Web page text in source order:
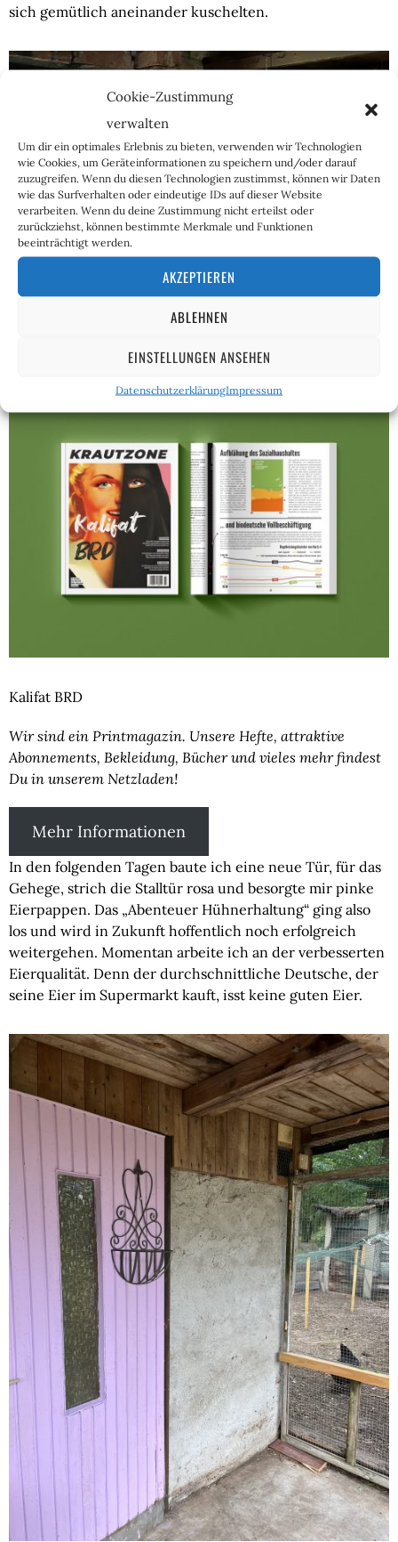
Cookie-Zustimmung
verwalten
Um dir ein optimales Erlebnis zu bieten, verwenden wir Technologien
wie Cookies, um Geräteinformationen zu speichern und/oder darauf
zuzugreifen. Wenn du diesen Technologien zustimmst, können wir Daten
wie das Surfverhalten oder eindeutige IDs auf dieser Website
verarbeiten. Wenn du deine Zustimmung nicht erteilst oder
zurückziehst, können bestimmte Merkmale und Funktionen
beeinträchtigt werden.
AKZEPTIEREN
ABLEHNEN
EINSTELLUNGEN ANSEHEN
DatenschutzerklärungImpressum
sich gemütlich aneinander kuschelten.
Kalifat BRD
Wir sind ein Printmagazin. Unsere Hefte, attraktive
Abonnements, Bekleidung, Bücher und vieles mehr findest
Du in unserem Netzladen!
Mehr Informationen
In den folgenden Tagen baute ich eine neue Tür, für das
Gehege, strich die Stalltür rosa und besorgte mir pinke
Eierpappen. Das „Abenteuer Hühnerhaltung“ ging also
los und wird in Zukunft hoffentlich noch erfolgreich
weitergehen. Momentan arbeite ich an der verbesserten
Eierqualität. Denn der durchschnittliche Deutsche, der
seine Eier im Supermarkt kauft, isst keine guten Eier.